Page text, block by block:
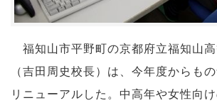
福知山市平野町の京都府立福知山
（吉田周史校長）は、今年度からも
リニューアルした。中高年や女性向